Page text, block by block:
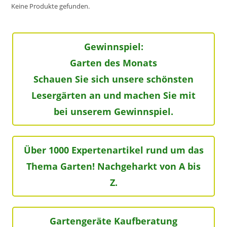
Keine Produkte gefunden.
Gewinnspiel:
Garten des Monats
Schauen Sie sich unsere schönsten
Lesergärten an und machen Sie mit
bei unserem Gewinnspiel.
Über 1000 Expertenartikel rund um das
Thema Garten! Nachgeharkt von A bis
Z.
Gartengeräte Kaufberatung